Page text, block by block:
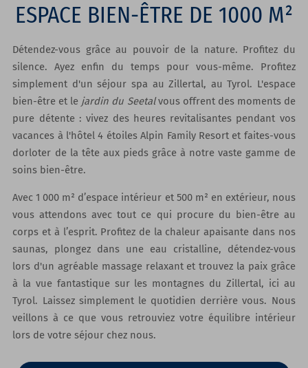
ESPACE BIEN-ÊTRE DE 1000 M²
Détendez-vous grâce au pouvoir de la nature. Profitez du
silence. Ayez enfin du temps pour vous-même. Profitez
simplement d'un séjour spa au Zillertal, au Tyrol. L'espace
bien-être et le jardin du Seetalvous offrent des moments de
pure détente : vivez des heures revitalisantes pendant vos
vacances à l'hôtel 4 étoiles Alpin Family Resort et faites-vous
dorloter de la tête aux pieds grâce à notre vaste gamme de
soins bien-être.
Avec 1 000 m² d’espace intérieur et 500 m² en extérieur, nous
vous attendons avec tout ce qui procure du bien-être au
corps et à l’esprit. Profitez de la chaleur apaisante dans nos
saunas, plongez dans une eau cristalline, détendez-vous
lors d'un agréable massage relaxant et trouvez la paix grâce
à la vue fantastique sur les montagnes du Zillertal, ici au
Tyrol. Laissez simplement le quotidien derrière vous. Nous
veillons à ce que vous retrouviez votre équilibre intérieur
lors de votre séjour chez nous.